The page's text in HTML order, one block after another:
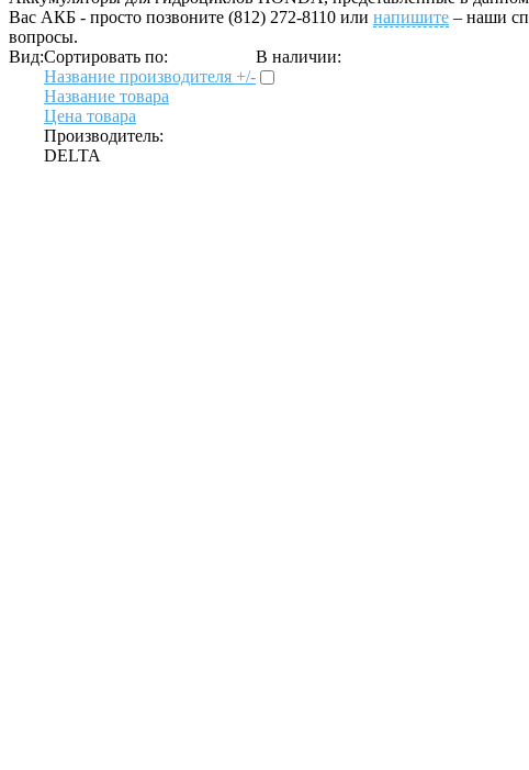
Вас АКБ - просто позвоните (812) 272-8110 или напишите – наши
вопросы.
Вид:Сортировать по:
Название производителя +/-
Название товара
Цена товара
Производитель:
DELTA
В наличии: